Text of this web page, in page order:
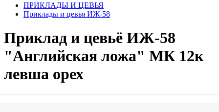
ПРИКЛАДЫ И ЦЕВЬЯ
Приклады и цевья ИЖ-58
Приклад и цевьё ИЖ-58
"Английская ложа" МК 12к
левша орех